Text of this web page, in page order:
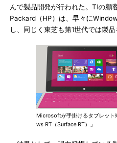
んで製品開発が行われた。TIの
Packard（HP）は、早々に
し、同じく東芝も第1世代では製
Microsoftが手掛けるタブレッ
ws RT（Surface RT）」